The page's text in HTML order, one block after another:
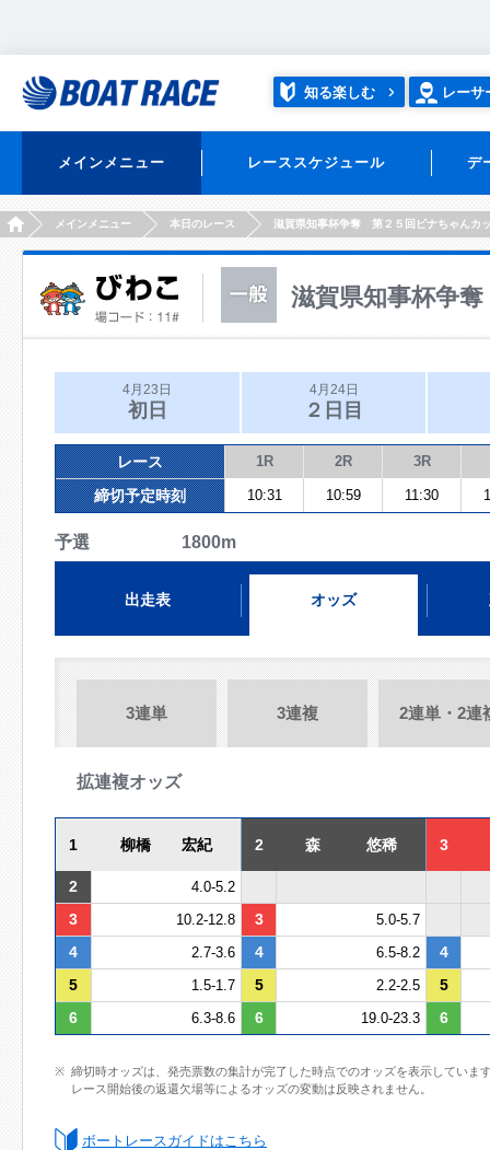
知る楽しむ レーサ
メインメニュー レーススケジュール デ
HOMEメインメニュー 本日のレース 滋賀県知事杯争奪 第２５回ビナちゃんカ
滋賀県知事杯争
4月23日
初日
4月24日
２日目
レース 1R 2R 3R
締切予定時刻 10:31 10:59 11:30
予選 1800m
出走表 オッズ
3連単 3連複 2連単・2連
拡連複オッズ
1 柳橋 宏紀 2 森 悠稀 3
2 4.0-5.2
3 10.2-12.8 3 5.0-5.7
4 2.7-3.6 4 6.5-8.2
4
5
1.5-1.7 5 2.2-2.5
5
6
6.3-8.6 6 19.0-23.3 6
締切時オッズは、発売票数の集計が完了した時点でのオッズを表示していま
レース開始後の返還欠場等によるオッズの変動は反映されません。
ボートレースガイドはこちら